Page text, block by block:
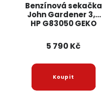
Benzínová sekačka
John Gardener 3,5
HP G83050 GEKO
5 790 Kč